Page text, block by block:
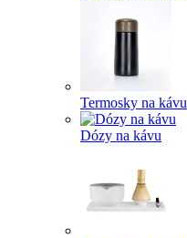
Termosky na kávu
Dózy na kávu